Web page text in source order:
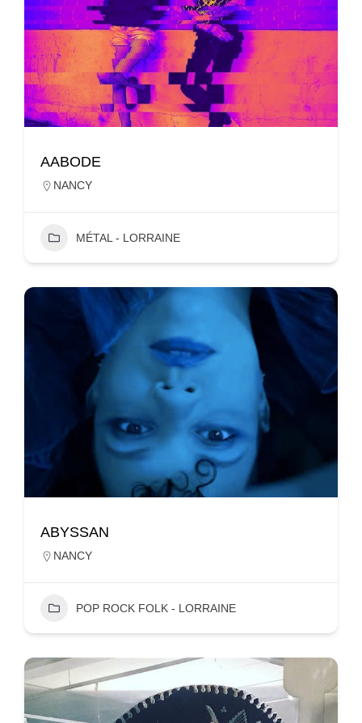
AABODE
NANCY
MÉTAL - LORRAINE
ABYSSAN
NANCY
POP ROCK FOLK - LORRAINE